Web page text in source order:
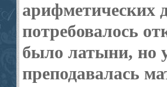
арифметических
потребовалось
было латыни, но
преподавалась